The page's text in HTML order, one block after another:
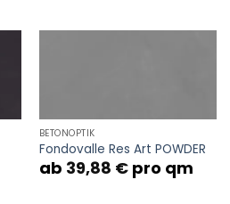
BETONOPTIK
Fondovalle Res Art POWDER
ab 39,88 €pro qm